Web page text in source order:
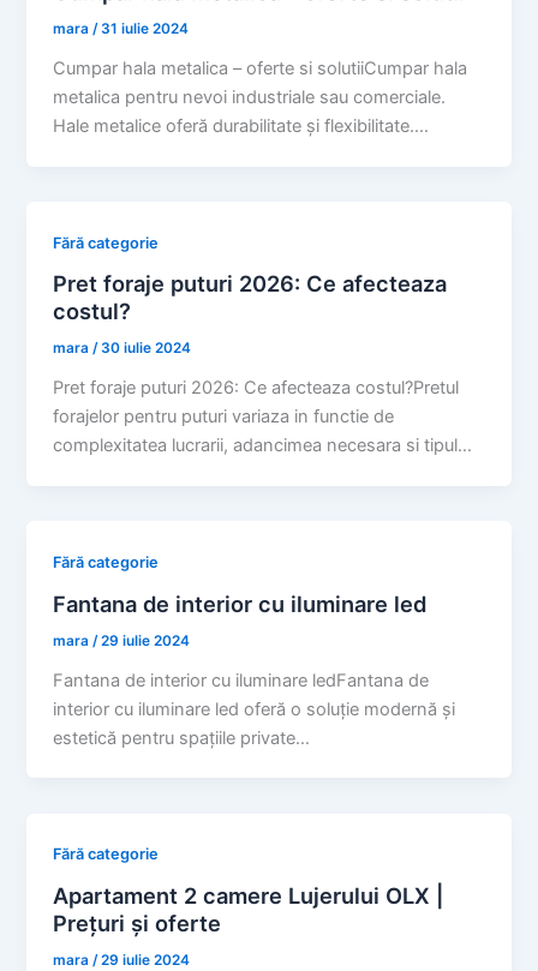
mara/31 iulie 2024
Cumpar hala metalica – oferte si solutiiCumpar hala
metalica pentru nevoi industriale sau comerciale.
Hale metalice oferă durabilitate și flexibilitate.…
Fără categorie
Pret foraje puturi 2026: Ce afecteaza
costul?
mara/30 iulie 2024
Pret foraje puturi 2026: Ce afecteaza costul?Pretul
forajelor pentru puturi variaza in functie de
complexitatea lucrarii, adancimea necesara si tipul…
Fără categorie
Fantana de interior cu iluminare led
mara /29 iulie 2024
Fantana de interior cu iluminare ledFantana de
interior cu iluminare led oferă o soluție modernă și
estetică pentru spațiile private…
Fără categorie
Apartament 2 camere Lujerului OLX |
Prețuri și oferte
mara/29 iulie 2024